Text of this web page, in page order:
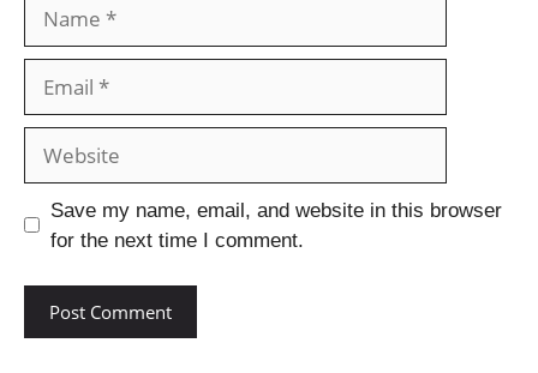
Save my name, email, and website in this browser
for the next time I comment.